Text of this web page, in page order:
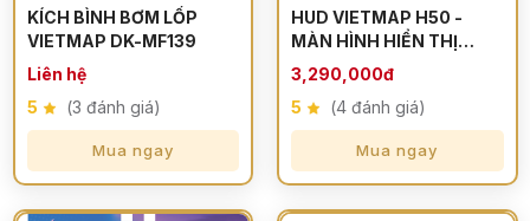
KÍCH BÌNH BƠM LỐP
VIETMAP DK-MF139
Liên hệ
5
(3 đánh giá)
Mua ngay
HUD VIETMAP H50 -
MÀN HÌNH HIỂN THỊ
THÔNG TIN
3,290,000đ
5
(4 đánh giá)
Mua ngay